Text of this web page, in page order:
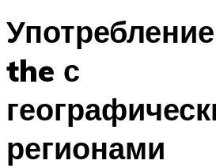
the с
регионами